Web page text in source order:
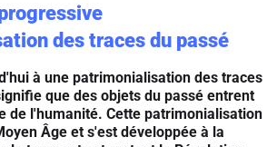
des traces du passé
à une patrimonialisation des traces
que des objets du passé entrent
de l'humanité. Cette patrimonialisation
Âge et s'est développée à la